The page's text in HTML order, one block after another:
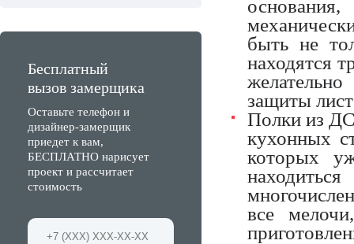
Бесплатный
вызов замерщика
Оставьте телефон и
дизайнер-замерщик
приедет к вам,
БЕСПЛАТНО нарисует
проект и рассчитает
стоимость
быть не
находятся
защиты
Полки из
кухонных
которых
все